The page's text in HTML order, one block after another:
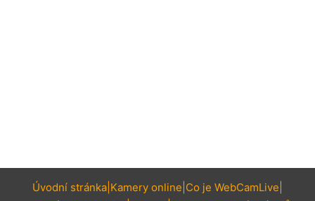
Úvodní stránka Kamery online Co je WebCamLive